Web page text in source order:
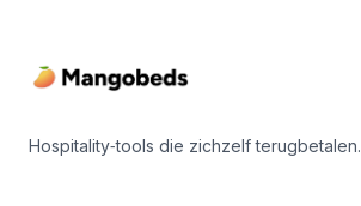
Hospitality‑tools die zichzelf terugbetalen.